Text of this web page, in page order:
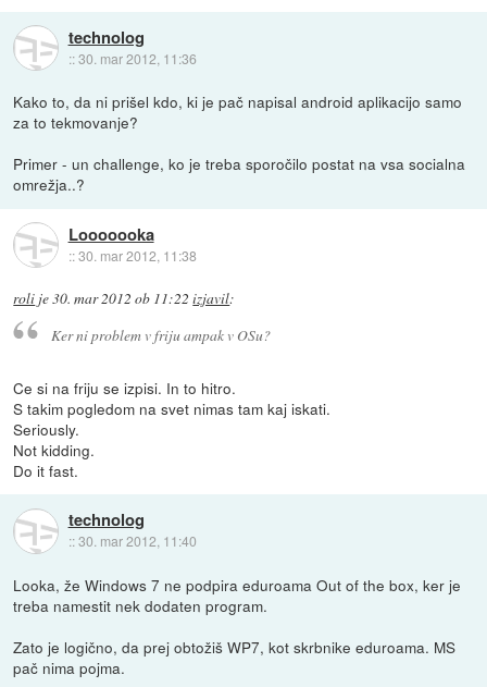
technolog
::30. mar 2012, 11:36
Kako to, da ni prišel kdo, ki je pač napisal android aplikacijo samo
za to tekmovanje?
Primer - un challenge, ko je treba sporočilo postat na vsa socialna
omrežja..?
Looooooka
::30. mar 2012, 11:38
roli je30. mar 2012 ob 11:22 izjavil:
Ker ni problem v friju ampak v OSu?
Ce si na friju se izpisi. In to hitro.
S takim pogledom na svet nimas tam kaj iskati.
Seriously.
Not kidding.
Do it fast.
technolog
::30. mar 2012, 11:40
Looka, že Windows 7 ne podpira eduroama Out of the box, ker je
treba namestit nek dodaten program.
Zato je logično, da prej obtožiš WP7, kot skrbnike eduroama. MS
pač nima pojma.